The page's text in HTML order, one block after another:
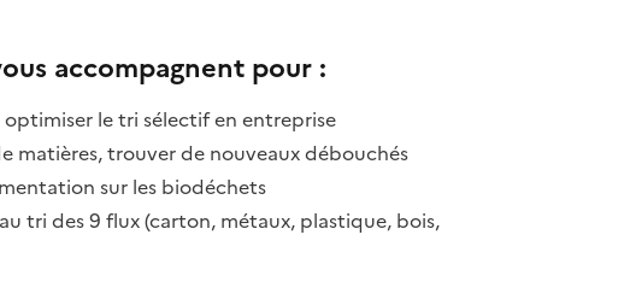
accompagnent pour :
optimiser le tri sélectif en entreprise
matières, trouver de nouveaux débouchés
sur les biodéchets
tri des 9 flux (carton, métaux, plastique, bois,